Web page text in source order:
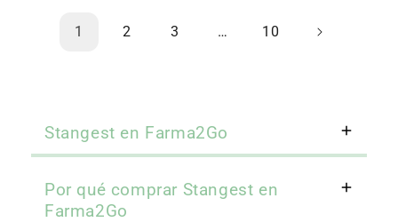
1 2 3 … 10
Stangest en Farma2Go
Por qué comprar Stangest en
Farma2Go